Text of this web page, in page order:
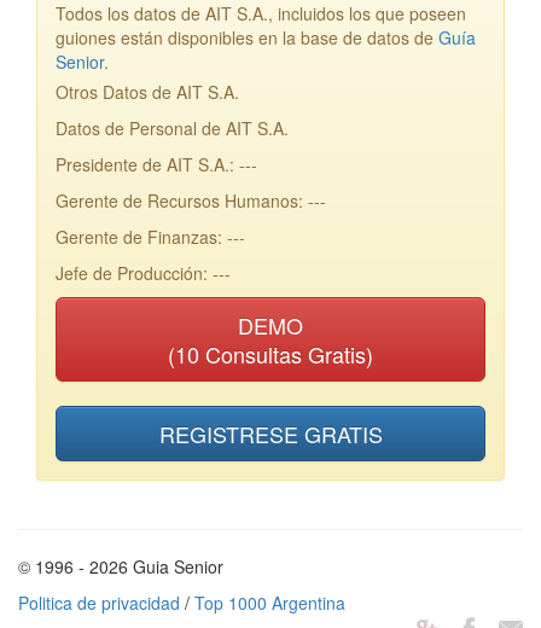
Todos los datos de AIT S.A., incluidos los que poseen
guiones están disponibles en la base de datos de Guía
Senior.
Otros Datos de AIT S.A.
Datos de Personal de AIT S.A.
Presidente de AIT S.A.: ---
Gerente de Recursos Humanos: ---
Gerente de Finanzas: ---
Jefe de Producción: ---
DEMO
(10 Consultas Gratis)
REGISTRESE GRATIS
© 1996 - 2026 Guia Senior
Politica de privacidad / Top 1000 Argentina